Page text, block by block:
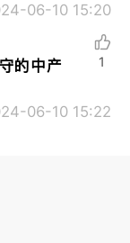
06-10 15:20
的中产
06-10 15:22
1